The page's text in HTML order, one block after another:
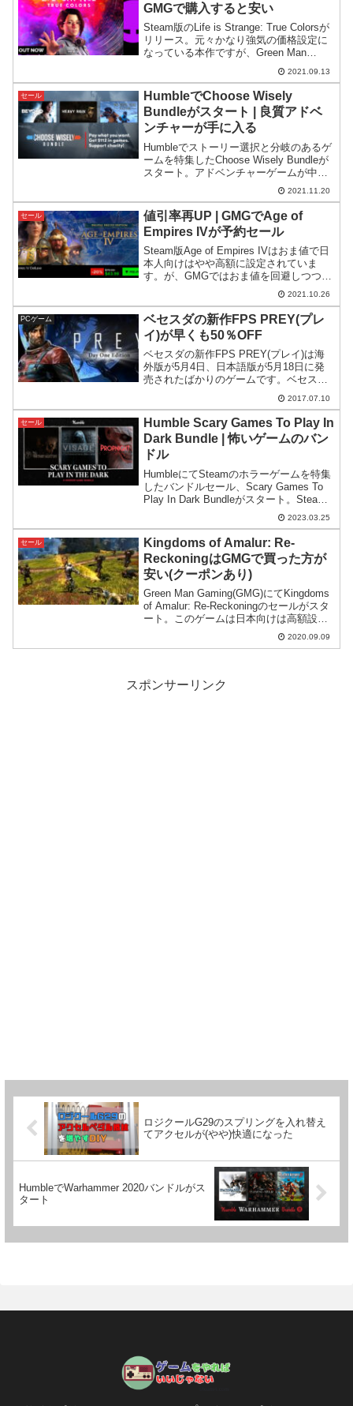
GMGで購入すると安い
Steam版のLife is Strange: True Colorsが
リリース。元々かなり強気の価格設定に
なっている本作ですが、Green Man
GamingではSteamよりもずっと安く購入
2021.09.13
セール
HumbleでChoose Wisely
Bundleがスタート | 良質アドベ
ンチャーが手に入る
Humbleでストーリー選択と分岐のあるゲ
ームを特集したChoose Wisely Bundleが
スタート。アドベンチャーゲームが中心
となっており、なんと言っても最上位コ
2021.11.20
セール
値引率再UP | GMGでAge of
Empires IVが予約セール
Steam版Age of Empires IVはおま値で日
本人向けはやや高額に設定されていま
す。が、GMGではおま値を回避しつつ、
更に値引きもされた状態で予約できるの
で紹介します。※リリース直前で更に値
引率がUPしました。
2021.10.26
PCゲーム
ベセスダの新作FPS PREY(プレ
イ)が早くも50％OFF
ベセスダの新作FPS PREY(プレイ)は海
外版が5月4日、日本語版が5月18日に発
売されたばかりのゲームです。ベセスダ
の新作と言うことで期待されて発売され
たPREYですが、いまいち売り上げまた
は評判が芳しくないのか、先日Steamサ
マーセ...
2017.07.10
セール
Humble Scary Games To Play In
Dark Bundle | 怖いゲームのバン
ドル
HumbleにてSteamのホラーゲームを特集
したバンドルセール、Scary Games To
Play In Dark Bundleがスタート。Steam
で評判の良い怖いゲームが集められてい
2023.03.25
セール
Kingdoms of Amalur: Re-
ReckoningはGMGで買った方が
安い(クーポンあり)
Green Man Gaming(GMG)にてKingdoms
of Amalur: Re-Reckoningのセールがスタ
ート。このゲームは日本向けは高額設定
ですがGMGなら安く買えます。更に
28%OFFまで下げる限定クーポンも紹
2020.09.09
スポンサーリンク
ロジクールG29のスプリングを入れ替え
てアクセルが(やや)快適になった
HumbleでWarhammer 2020バンドルがス
タート